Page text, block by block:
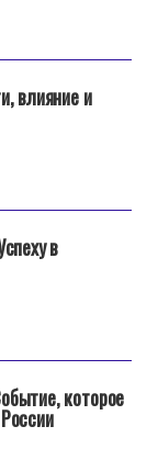
влияние и
в
которое